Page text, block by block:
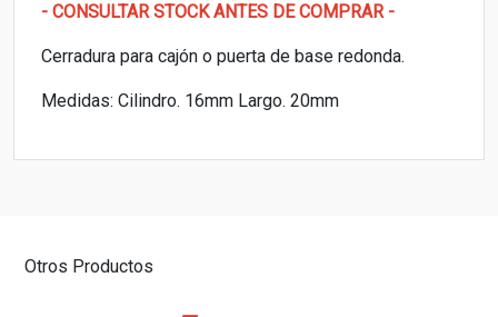
- CONSULTAR STOCK ANTES DE COMPRAR -
Cerradura para cajón o puerta de base redonda.
Medidas: Cilindro. 16mm Largo. 20mm
Otros Productos